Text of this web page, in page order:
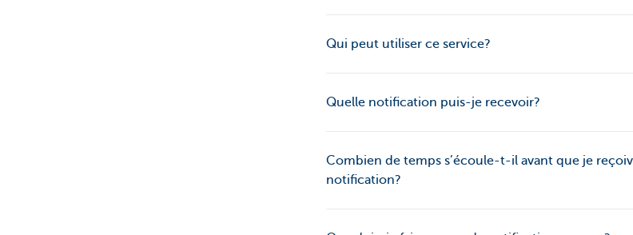
Qui peut utiliser ce service?
Quelle notification puis-je recevoir?
Combien de temps s’écoule-t-il avant que je
notification?